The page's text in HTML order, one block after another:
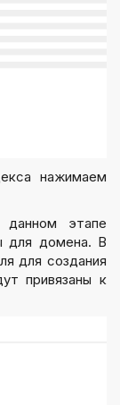
нажимаем
этапе
для домена. В
для создания
привязаны к